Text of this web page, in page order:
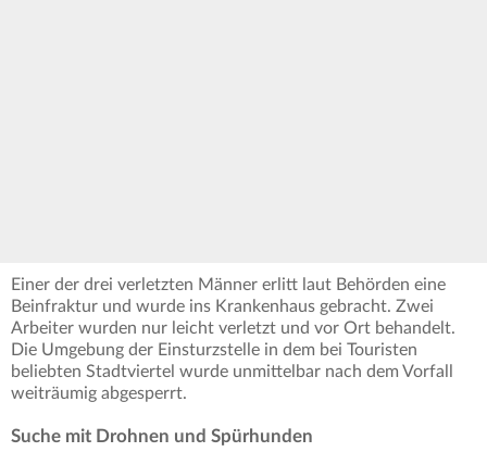
Einer der drei verletzten Männer erlitt laut Behörden eine
Beinfraktur und wurde ins Krankenhaus gebracht. Zwei
Arbeiter wurden nur leicht verletzt und vor Ort behandelt.
Die Umgebung der Einsturzstelle in dem bei Touristen
beliebten Stadtviertel wurde unmittelbar nach dem Vorfall
weiträumig abgesperrt.
Suche mit Drohnen und Spürhunden